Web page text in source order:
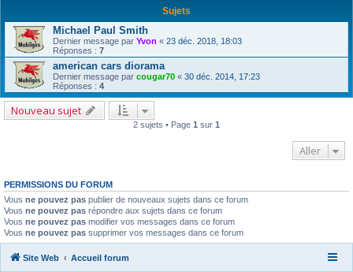
Sujets
Michael Paul Smith
Dernier message par Yvon « 23 déc. 2018, 18:03
Réponses : 7
american cars diorama
Dernier message par cougar70 « 30 déc. 2014, 17:23
Réponses : 4
Nouveau sujet
2 sujets • Page 1 sur 1
Aller
PERMISSIONS DU FORUM
Vous ne pouvez pas publier de nouveaux sujets dans ce forum
Vous ne pouvez pas répondre aux sujets dans ce forum
Vous ne pouvez pas modifier vos messages dans ce forum
Vous ne pouvez pas supprimer vos messages dans ce forum
Site Web Accueil forum